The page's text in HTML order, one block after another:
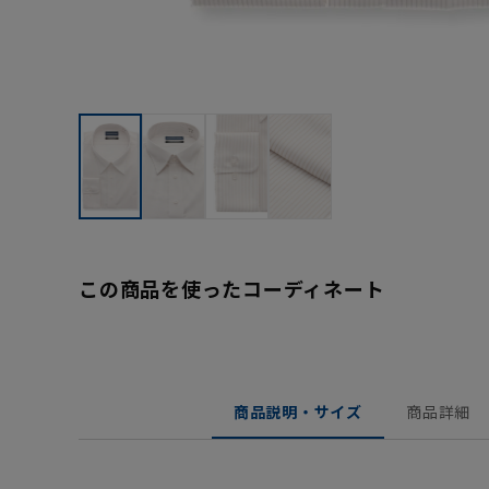
この商品を使ったコーディネート
商品説明・サイズ 商品詳細